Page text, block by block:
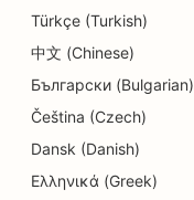
Türkçe (Turkish)
中文 (Chinese)
Български (Bulgarian)
Čeština (Czech)
Dansk (Danish)
Ελληνικά (Greek)